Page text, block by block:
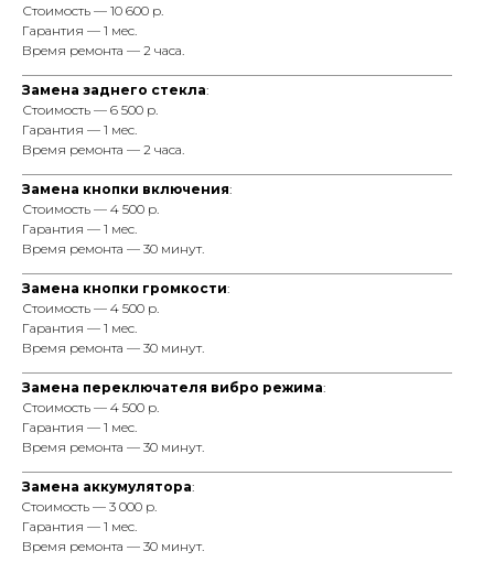
Стоимость — 10 600 р.
Гарантия — 1 мес.
Время ремонта — 2 часа.
Замена заднего стекла:
Стоимость — 6 500 р.
Гарантия — 1 мес.
Время ремонта — 2 часа.
Замена кнопки включения:
Стоимость — 4 500 р.
Гарантия — 1 мес.
Время ремонта — 30 минут.
Замена кнопки громкости:
Стоимость — 4 500 р.
Гарантия — 1 мес.
Время ремонта — 30 минут.
Замена переключателя вибро режима:
Стоимость — 4 500 р.
Гарантия — 1 мес.
Время ремонта — 30 минут.
Замена аккумулятора:
Cтоимость — 3 000 р.
Гарантия — 1 мес.
Время ремонта — 30 минут.